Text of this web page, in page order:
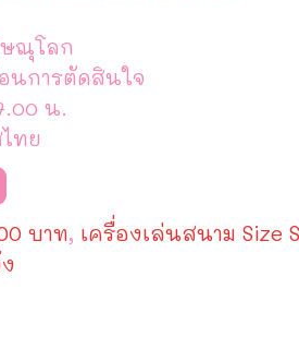
ณุโลก
นการตัดสินใจ
น.
ทย
บาท, เครื่องเล่นสนาม Size S